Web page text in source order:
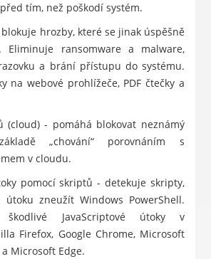
tím, než poškodí systém.
hrozby, které se jinak úspěšně
Eliminuje ransomware a malware,
a brání přístupu do systému.
na webové prohlížeče, PDF čtečky a
(cloud) - pomáhá blokovat neznámý
„chování“ porovnáním s
v cloudu.
pomocí skriptů - detekuje skripty,
zneužít Windows PowerShell.
JavaScriptové útoky v
Firefox, Google Chrome, Microsoft
Microsoft Edge.